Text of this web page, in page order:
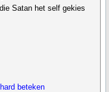
Satan het self gekies
beteken